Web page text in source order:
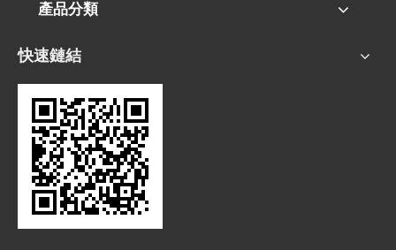
產品分類
快速鏈結